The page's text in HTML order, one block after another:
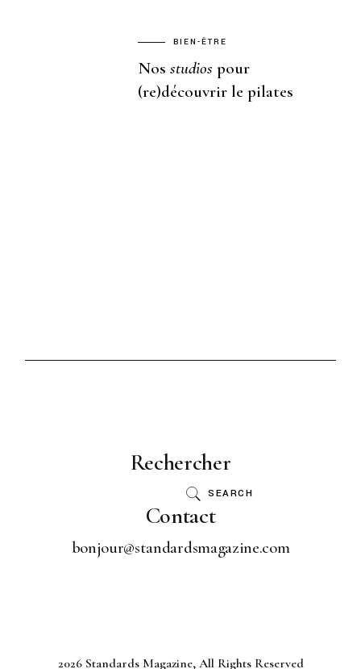
BIEN-ÊTRE
Nosstudios pour
(re)découvrir le pilates
Rechercher
SEARCH
Contact
bonjour@standardsmagazine.com
2026 Standards Magazine, All Rights Reserved